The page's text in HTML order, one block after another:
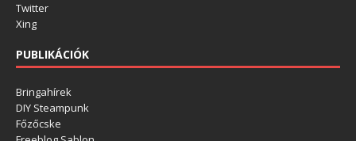
Twitter
Xing
PUBLIKÁCIÓK
Bringahírek
DIY Steampunk
Főzőcske